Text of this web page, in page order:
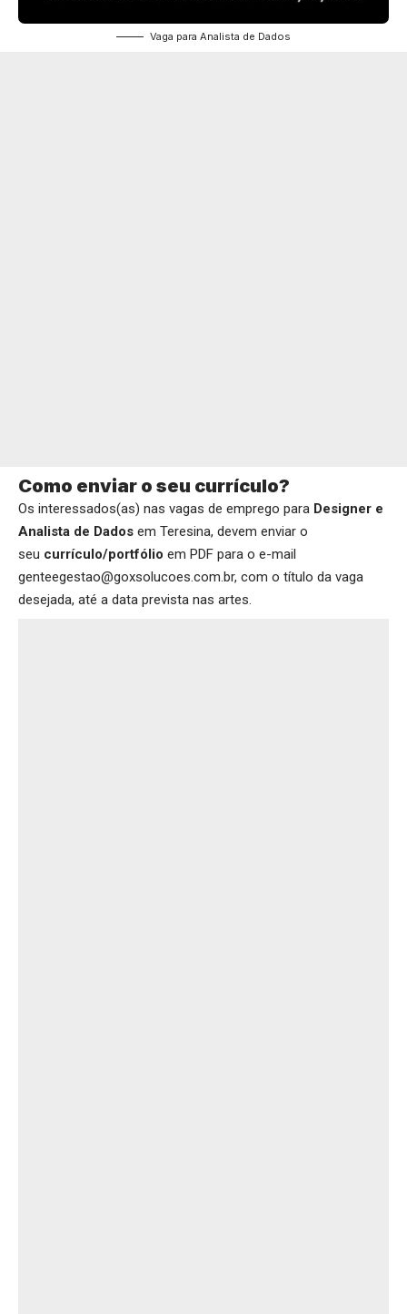
Vaga para Analista de Dados
Como enviar o seu currículo?
Os interessados(as) nas vagas de emprego para Designer e
Analista de Dados em Teresina, devem enviar o
seu currículo/portfólio em PDF para o e-mail
genteegestao@goxsolucoes.com.br, com o título da vaga
desejada, até a data prevista nas artes.